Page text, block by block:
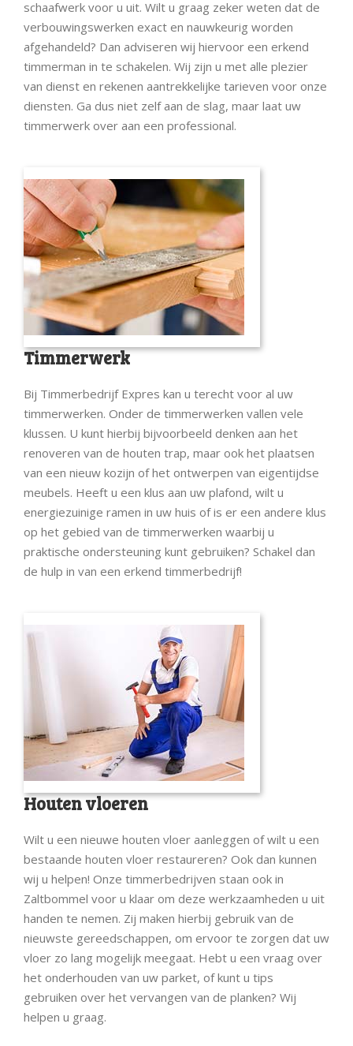
schaafwerk voor u uit. Wilt u graag zeker weten dat de
verbouwingswerken exact en nauwkeurig worden
afgehandeld? Dan adviseren wij hiervoor een erkend
timmerman in te schakelen. Wij zijn u met alle plezier
van dienst en rekenen aantrekkelijke tarieven voor onze
diensten. Ga dus niet zelf aan de slag, maar laat uw
timmerwerk over aan een professional.
Timmerwerk
Bij Timmerbedrijf Expres kan u terecht voor al uw
timmerwerken. Onder de timmerwerken vallen vele
klussen. U kunt hierbij bijvoorbeeld denken aan het
renoveren van de houten trap, maar ook het plaatsen
van een nieuw kozijn of het ontwerpen van eigentijdse
meubels. Heeft u een klus aan uw plafond, wilt u
energiezuinige ramen in uw huis of is er een andere klus
op het gebied van de timmerwerken waarbij u
praktische ondersteuning kunt gebruiken? Schakel dan
de hulp in van een erkend timmerbedrijf!
Houten vloeren
Wilt u een nieuwe houten vloer aanleggen of wilt u een
bestaande houten vloer restaureren? Ook dan kunnen
wij u helpen! Onze timmerbedrijven staan ook in
Zaltbommel voor u klaar om deze werkzaamheden u uit
handen te nemen. Zij maken hierbij gebruik van de
nieuwste gereedschappen, om ervoor te zorgen dat uw
vloer zo lang mogelijk meegaat. Hebt u een vraag over
het onderhouden van uw parket, of kunt u tips
gebruiken over het vervangen van de planken? Wij
helpen u graag.